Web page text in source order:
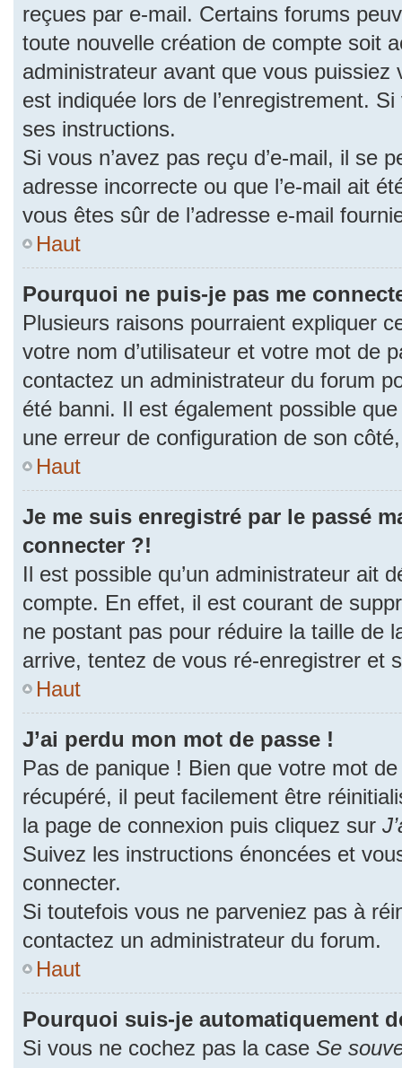
reçues par e-mail. Certains forums
toute nouvelle création de compte soit
administrateur avant que vous
est indiquée lors de l’enregistrement.
ses instructions.
Si vous n’avez pas reçu d’e-mail, il se
adresse incorrecte ou que l’e-mail ait
vous êtes sûr de l’adresse e-mail
Haut
Pourquoi ne puis-je pas me
Plusieurs raisons pourraient expliquer
votre nom d’utilisateur et votre mot de
contactez un administrateur du forum
été banni. Il est également possible
une erreur de configuration de son
Haut
Je me suis enregistré par le passé
connecter ?!
Il est possible qu’un administrateur ait
compte. En effet, il est courant de
ne postant pas pour réduire la taille de
arrive, tentez de vous ré-enregistrer et
Haut
J’ai perdu mon mot de passe !
Pas de panique ! Bien que votre mot
récupéré, il peut facilement être
la page de connexion puis cliquez sur
Suivez les instructions énoncées et
connecter.
Si toutefois vous ne parveniez pas à
contactez un administrateur du forum.
Haut
Pourquoi suis-je automatiquement
Si vous ne cochez pas la case Se